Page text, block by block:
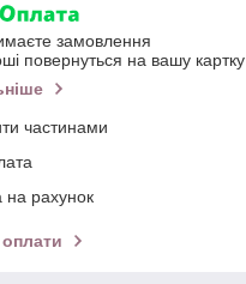
замовлення
повернуться на вашу картку
частинами
на рахунок